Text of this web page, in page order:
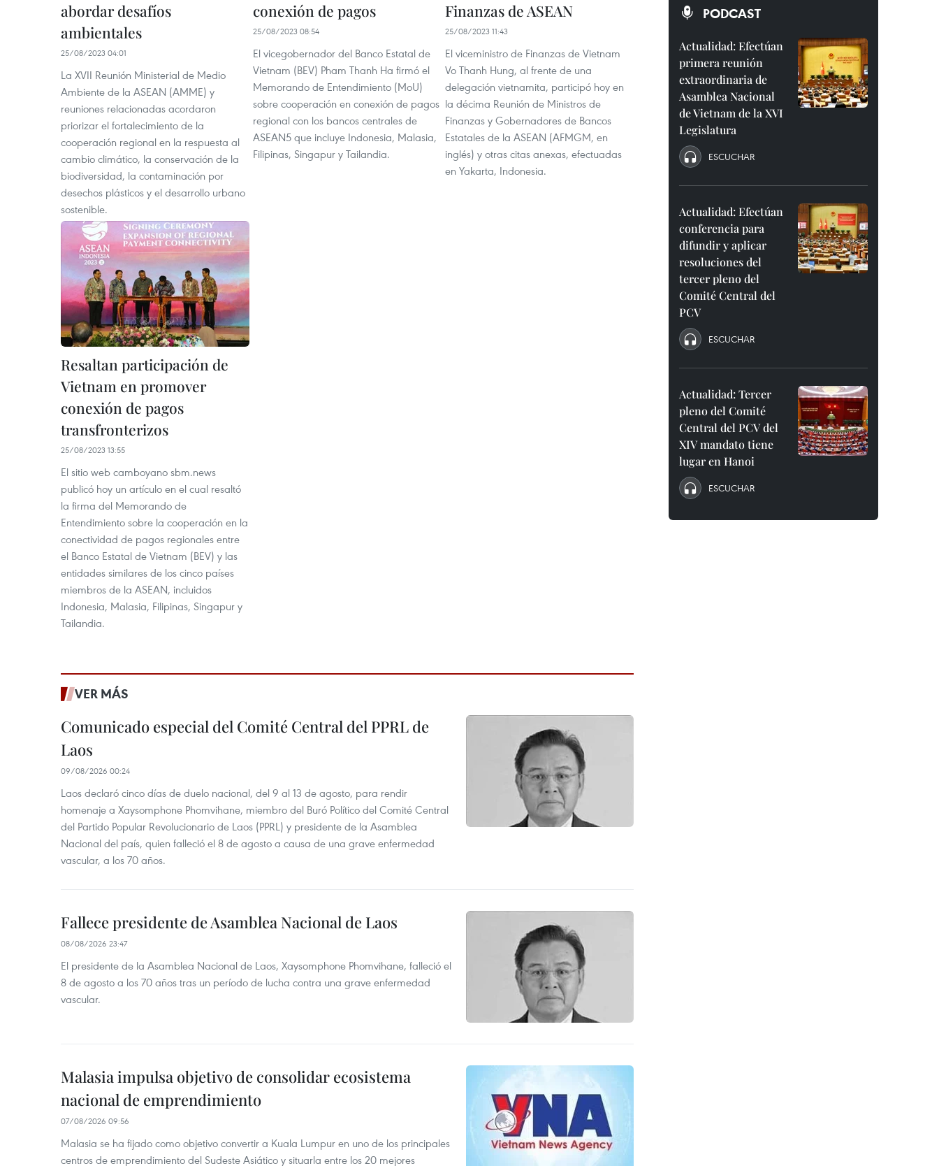
abordar desafíos
ambientales
25/08/2023 04:01
La XVII Reunión Ministerial de Medio
Ambiente de la ASEAN (AMME) y
reuniones relacionadas acordaron
priorizar el fortalecimiento de la
cooperación regional en la respuesta al
cambio climático, la conservación de la
biodiversidad, la contaminación por
desechos plásticos y el desarrollo urbano
sostenible.
conexión de pagos
25/08/2023 08:54
El vicegobernador del Banco Estatal de
Vietnam (BEV) Pham Thanh Ha firmó el
Memorando de Entendimiento (MoU)
sobre cooperación en conexión de pagos
regional con los bancos centrales de
ASEAN5 que incluye Indonesia, Malasia,
Filipinas, Singapur y Tailandia.
Finanzas de ASEAN
25/08/2023 11:43
El viceministro de Finanzas de Vietnam
Vo Thanh Hung, al frente de una
delegación vietnamita, participó hoy en
la décima Reunión de Ministros de
Finanzas y Gobernadores de Bancos
Estatales de la ASEAN (AFMGM, en
inglés) y otras citas anexas, efectuadas
en Yakarta, Indonesia.
Resaltan participación de
Vietnam en promover
conexión de pagos
transfronterizos
25/08/2023 13:55
El sitio web camboyano sbm.news
publicó hoy un artículo en el cual resaltó
la firma del Memorando de
Entendimiento sobre la cooperación en la
conectividad de pagos regionales entre
el Banco Estatal de Vietnam (BEV) y las
entidades similares de los cinco países
miembros de la ASEAN, incluidos
Indonesia, Malasia, Filipinas, Singapur y
Tailandia.
VER MÁS
Comunicado especial del Comité Central del PPRL de
Laos
09/08/2026 00:24
Laos declaró cinco días de duelo nacional, del 9 al 13 de agosto, para rendir
homenaje a Xaysomphone Phomvihane, miembro del Buró Político del Comité Central
del Partido Popular Revolucionario de Laos (PPRL) y presidente de la Asamblea
Nacional del país, quien falleció el 8 de agosto a causa de una grave enfermedad
vascular, a los 70 años.
Fallece presidente de Asamblea Nacional de Laos
08/08/2026 23:47
El presidente de la Asamblea Nacional de Laos, Xaysomphone Phomvihane, falleció el
8 de agosto a los 70 años tras un período de lucha contra una grave enfermedad
vascular.
Malasia impulsa objetivo de consolidar ecosistema
nacional de emprendimiento
07/08/2026 09:56
Malasia se ha fijado como objetivo convertir a Kuala Lumpur en uno de los principales
centros de emprendimiento del Sudeste Asiático y situarla entre los 20 mejores
PODCAST
Actualidad: Efectúan
primera reunión
extraordinaria de
Asamblea Nacional
de Vietnam de la XVI
Legislatura
ESCUCHAR
Actualidad: Efectúan
conferencia para
difundir y aplicar
resoluciones del
tercer pleno del
Comité Central del
PCV
ESCUCHAR
Actualidad: Tercer
pleno del Comité
Central del PCV del
XIV mandato tiene
lugar en Hanoi
ESCUCHAR